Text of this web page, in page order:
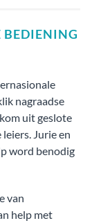
BEDIENING
nagraadse
uit geslote
Jurie en
word benodig
van
help met